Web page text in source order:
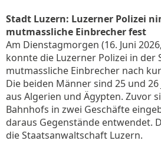
Stadt Luzern: Luzerner Polizei
mutmassliche Einbrecher fest
Am Dienstagmorgen (16. Juni
konnte die Luzerner Polizei in der
mutmassliche Einbrecher nach
Die beiden Männer sind 25 und
aus Algerien und Ägypten. Zuvor
Bahnhofs in zwei Geschäfte
daraus Gegenstände entwendet.
die Staatsanwaltschaft Luzern.